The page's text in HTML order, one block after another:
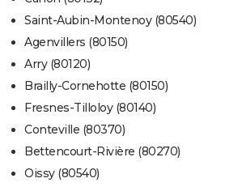
Saint-Aubin-Montenoy (80540)
Agenvillers (80150)
Arry (80120)
Brailly-Cornehotte (80150)
Fresnes-Tilloloy (80140)
Conteville (80370)
Bettencourt-Rivière (80270)
Oissy (80540)